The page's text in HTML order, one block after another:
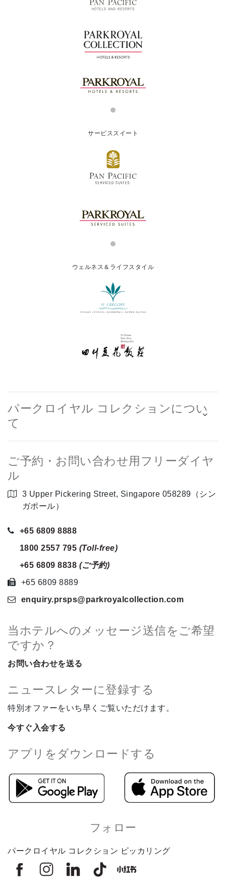
サービススイート
ウェルネス＆ライフスタイル
パークロイヤル コレクションについ
て
ご予約・お問い合わせ用フリーダイヤ
ル
3 Upper Pickering Street, Singapore 058289（シン
ガポール）
+65 6809 8888
1800 2557 795 (Toll-free)
+65 6809 8838 (ご予約)
+65 6809 8889
enquiry.prsps@parkroyalcollection.com
当ホテルへのメッセージ送信をご希望
ですか？
お問い合わせを送る
ニュースレターに登録する
特別オファーをいち早くご覧いただけます。
今すぐ入会する
アプリをダウンロードする
フォロー
パークロイヤル コレクション ピッカリング